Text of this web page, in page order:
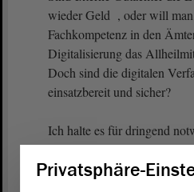
wieder Geld , oder will
Fachkompetenz in den
Digitalisierung das
Doch sind die digitalen
einsatzbereit und sicher?
Ich halte es für dringend
AntragimAusschusszu
sollte das auch schnell
Privatsphäre-